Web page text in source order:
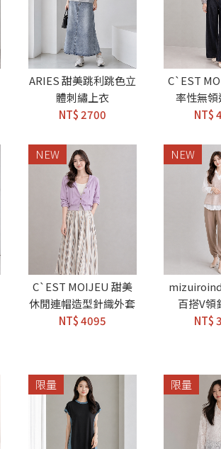
ARIES 甜美跳利跳色立
體刺繡上衣
NT$ 2700
C`EST
率性無
NT$
NEW
C`EST MOIJEU 甜美
休閒連帽造型針織外套
NT$ 4095
NEW
百搭V領
NT$
限量 限量